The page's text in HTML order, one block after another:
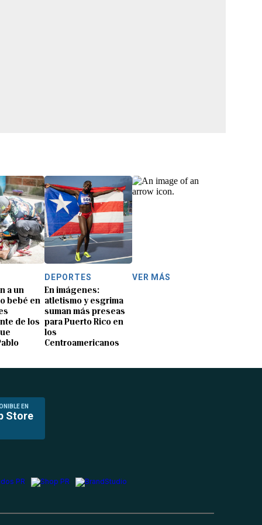
a un
bebé en
de los
DEPORTES
En imágenes:
atletismo y esgrima
suman más preseas
para Puerto Rico en
los
Centroamericanos
VER MÁS
EN
Store